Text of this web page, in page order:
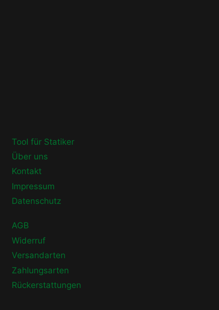
Tool für Statiker
Über uns
Kontakt
Impressum
Datenschutz
AGB
Widerruf
Versandarten
Zahlungsarten
Rückerstattungen